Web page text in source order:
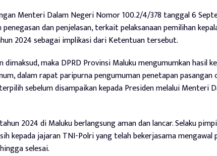
Menteri Dalam Negeri Nomor 100.2/4/378 tanggal 6
dan penjelasan, terkait pelaksanaan pemilihan
2024 sebagai implikasi dari Ketentuan tersebut.
dimaksud, maka DPRD Provinsi Maluku mengumumkan hasil
dalam rapat paripurna pengumuman penetapan pasangan
sebelum disampaikan kepada Presiden melalui Menteri
2024 di Maluku berlangsung aman dan lancar. Selaku
kepada jajaran TNI-Polri yang telah bekerjasama mengawal
selesai.